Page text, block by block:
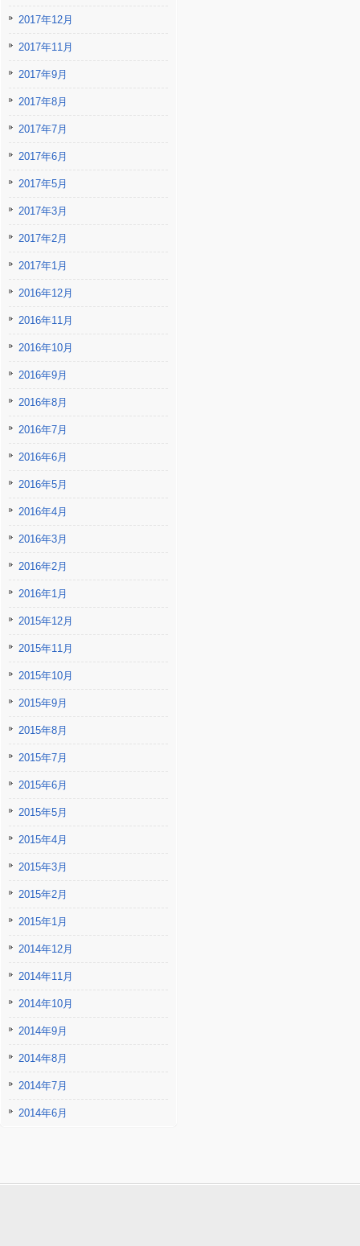
2017年12月
2017年11月
2017年9月
2017年8月
2017年7月
2017年6月
2017年5月
2017年3月
2017年2月
2017年1月
2016年12月
2016年11月
2016年10月
2016年9月
2016年8月
2016年7月
2016年6月
2016年5月
2016年4月
2016年3月
2016年2月
2016年1月
2015年12月
2015年11月
2015年10月
2015年9月
2015年8月
2015年7月
2015年6月
2015年5月
2015年4月
2015年3月
2015年2月
2015年1月
2014年12月
2014年11月
2014年10月
2014年9月
2014年8月
2014年7月
2014年6月